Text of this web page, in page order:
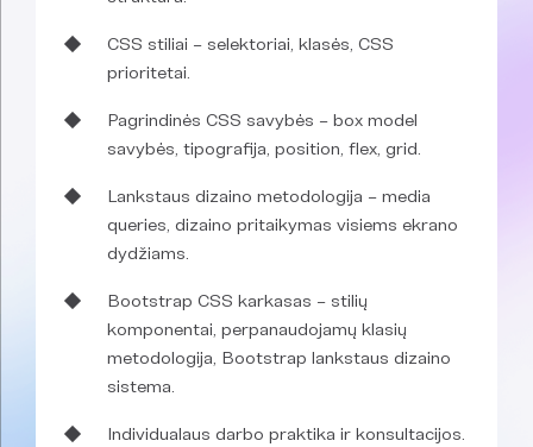
CSS stiliai – selektoriai, klasės, CSS
prioritetai.
Pagrindinės CSS savybės – box model
savybės, tipografija, position, flex, grid.
Lankstaus dizaino metodologija – media
queries, dizaino pritaikymas visiems ekrano
dydžiams.
Bootstrap CSS karkasas – stilių
komponentai, perpanaudojamų klasių
metodologija, Bootstrap lankstaus dizaino
sistema.
Individualaus darbo praktika ir konsultacijos.